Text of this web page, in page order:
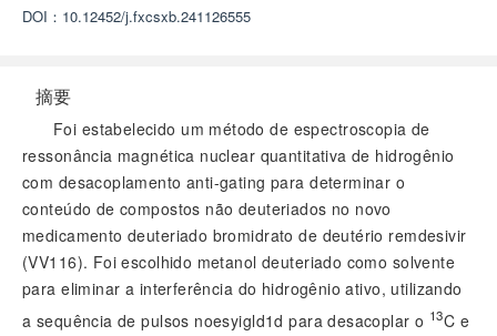
DOI： 10.12452/j.fxcsxb.241126555
摘要
Foi estabelecido um método de espectroscopia de
ressonância magnética nuclear quantitativa de hidrogênio
com desacoplamento anti-gating para determinar o
conteúdo de compostos não deuteriados no novo
medicamento deuteriado bromidrato de deutério remdesivir
(VV116). Foi escolhido metanol deuteriado como solvente
para eliminar a interferência do hidrogênio ativo, utilizando
a sequência de pulsos noesyigld1d para desacoplar o 13C e